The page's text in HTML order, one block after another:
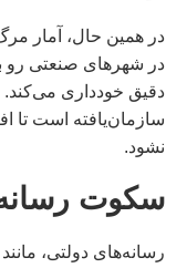
در همین حال، آمار
در شهرهای صنعتی رو
دقیق خودداری
سازمان‌یافته است تا
نشود.
سکوت
رسانه‌های دولتی،